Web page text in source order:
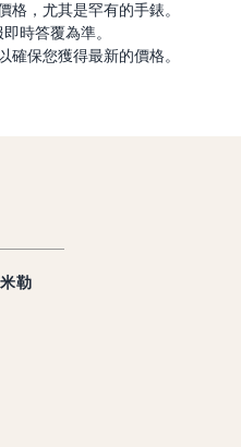
格，尤其是罕有的手錶。
時答覆為準。
確保您獲得最新的價格。
勒